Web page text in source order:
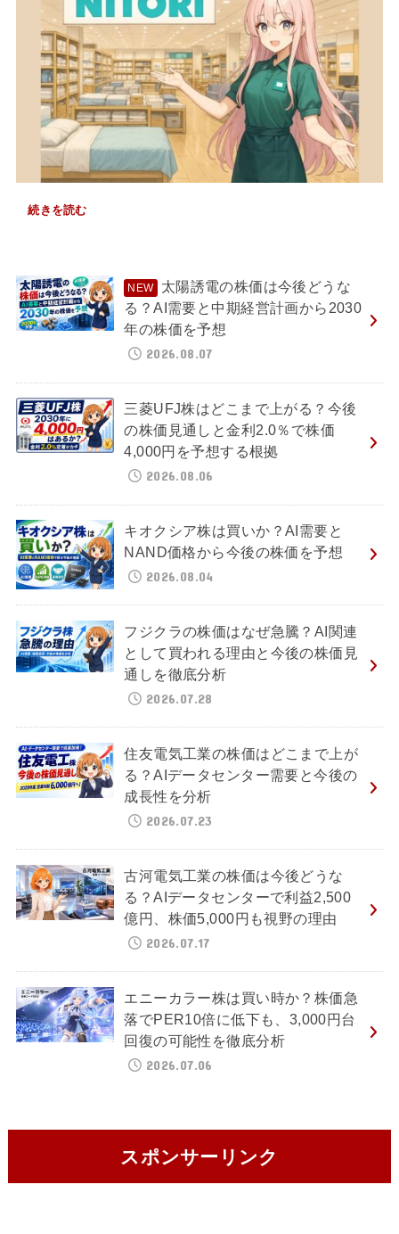
続きを読む
太陽誘電の株価は今後どうな
る？AI需要と中期経営計画から2030
年の株価を予想
2026.08.07
三菱UFJ株はどこまで上がる？今後
の株価見通しと金利2.0％で株価
4,000円を予想する根拠
2026.08.06
キオクシア株は買いか？AI需要と
NAND価格から今後の株価を予想
2026.08.04
フジクラの株価はなぜ急騰？AI関連
として買われる理由と今後の株価見
通しを徹底分析
2026.07.28
住友電気工業の株価はどこまで上が
る？AIデータセンター需要と今後の
成長性を分析
2026.07.23
古河電気工業の株価は今後どうな
る？AIデータセンターで利益2,500
億円、株価5,000円も視野の理由
2026.07.17
エニーカラー株は買い時か？株価急
落でPER10倍に低下も、3,000円台
回復の可能性を徹底分析
2026.07.06
スポンサーリンク